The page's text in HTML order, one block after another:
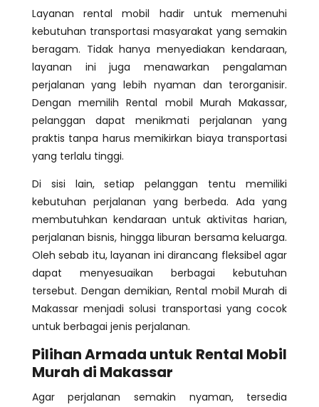
Layanan rental mobil hadir untuk memenuhi
kebutuhan transportasi masyarakat yang semakin
beragam. Tidak hanya menyediakan kendaraan,
layanan ini juga menawarkan pengalaman
perjalanan yang lebih nyaman dan terorganisir.
Dengan memilih Rental mobil Murah Makassar,
pelanggan dapat menikmati perjalanan yang
praktis tanpa harus memikirkan biaya transportasi
yang terlalu tinggi.
Di sisi lain, setiap pelanggan tentu memiliki
kebutuhan perjalanan yang berbeda. Ada yang
membutuhkan kendaraan untuk aktivitas harian,
perjalanan bisnis, hingga liburan bersama keluarga.
Oleh sebab itu, layanan ini dirancang fleksibel agar
dapat menyesuaikan berbagai kebutuhan
tersebut. Dengan demikian, Rental mobil Murah di
Makassar menjadi solusi transportasi yang cocok
untuk berbagai jenis perjalanan.
Pilihan Armada untuk Rental Mobil
Murah di Makassar
Agar perjalanan semakin nyaman, tersedia